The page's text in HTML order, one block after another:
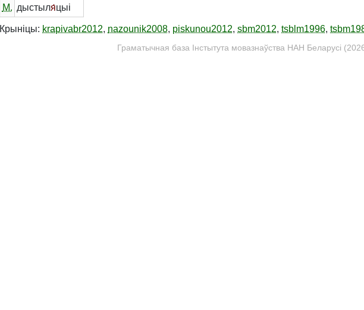
М. дыстыля́цыі
Крыніцы: krapivabr2012, nazounik2008, piskunou2012, sbm2012, tsblm1996,
Граматычная база Інстытута мовазнаўства НАН Беларусі